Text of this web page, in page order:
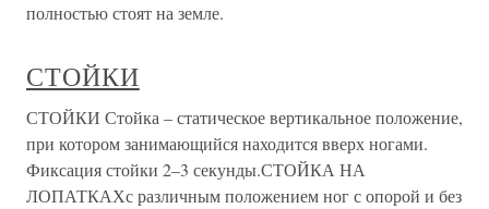
полностью стоят на земле.
СТОЙКИ
СТОЙКИ Стойка – статическое вертикальное положение,
при котором занимающийся находится вверх ногами.
Фиксация стойки 2–3 секунды.СТОЙКА НА
ЛОПАТКАХс различным положением ног с опорой и без